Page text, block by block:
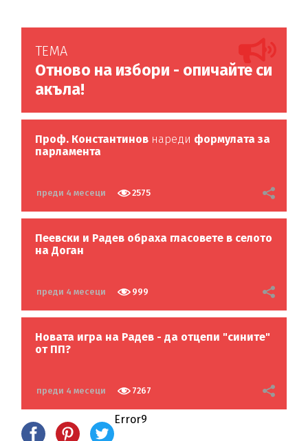
ТЕМА
Отново на избори - опичайте си
акъла!
Проф. Константинов нареди формулата за
парламента
преди 4 месеци 2575
Пеевски и Радев обраха гласовете в селото
на Доган
преди 4 месеци 999
Новата игра на Радев - да отцепи "сините"
от ПП?
преди 4 месеци 7267
Error9